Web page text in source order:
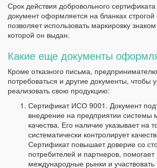
Срок действия добровольного
документ оформляется на бланках строгой
позволяет использовать маркировку
которой он выдан.
Какие еще документы
Кроме отказного письма,
потребоваться и другие документы, чтобы
реализовать свою продукцию:
Сертификат ИСО 9001. Документ
внедрение на предприятии системы
качества. Его наличие указывает на
систематически контролирует
Сертификат повышает доверие со
потребителей и партнеров,
международные рынки и участвовать